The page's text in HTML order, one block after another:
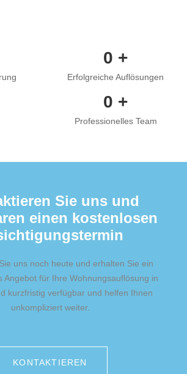
0 +
Erfolgreiche Auflösungen
0 +
Professionelles Team
Sie uns und
einen kostenlosen
uns noch heute und erhalten Sie ein
Angebot für Ihre Wohnungsauflösung in
kurzfristig verfügbar und helfen Ihnen
unkompliziert weiter.
KONTAKTIEREN